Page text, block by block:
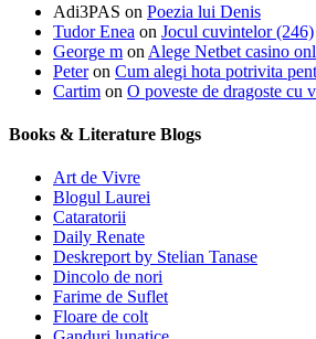
Adi3PAS on Poezia lui Denis
Tudor Enea on Jocul cuvintelor (246)
George m on Alege Netbet casino
Peteron Cum alegi hota potrivita
Cartim on O poveste de dragoste cu
Books & Literature Blogs
Art de Vivre
Blogul Laurei
Cataratorii
Daily Renate
Deskreport by Stelian Tanase
Dincolo de nori
Farime de Suflet
Floare de colt